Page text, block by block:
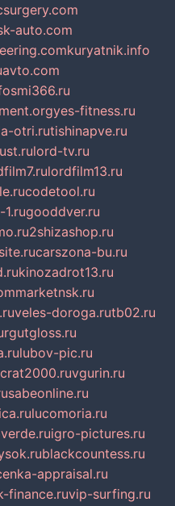
auto.com
kuryatnik.info
smi366.ru
yes-fitness.ru
otri.rutishinapve.ru
lord-tv.ru
lordfilm13.ru
codetool.ru
1.rugooddver.ru
2shizashop.ru
carszona-bu.ru
kinozadrot13.ru
veles-doroga.rutb02.ru
lubov-pic.ru
vgurin.ru
sabeonline.ru
lucomoria.ru
igro-pictures.ru
blackcountess.ru
appraisal.ru
finance.ruvip-surfing.ru